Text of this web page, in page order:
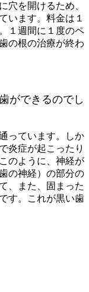
穴を開けるため、
います。料金は１
１週間に１度のペ
の根の治療が終わ
ができるのでし
っています。しか
炎症が起こったり
のように、神経が
の神経）の部分の
、また、固まった
す。これが黒い歯